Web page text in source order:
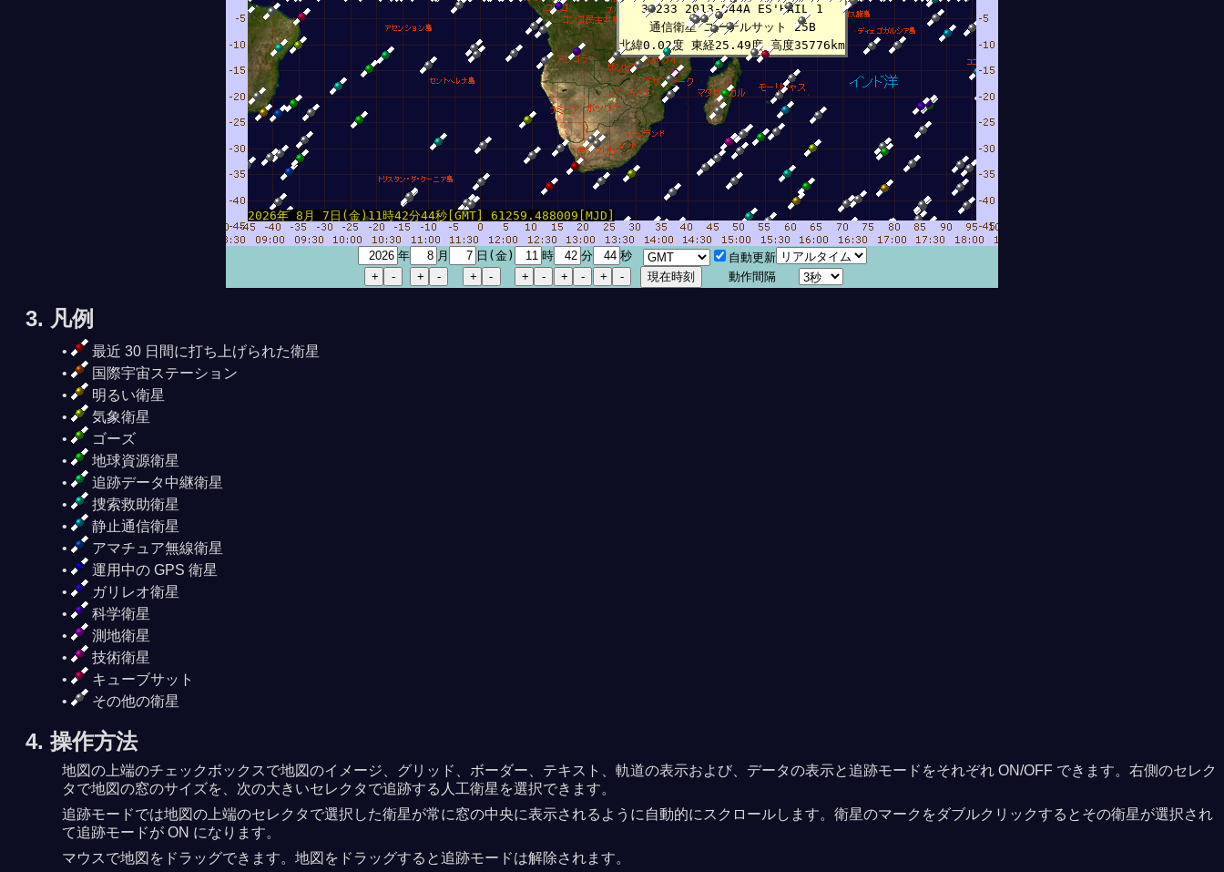
39233 2013-044A ES'HAIL 1
通信衛星 ユーテルサット 25B
北緯0.02度 東経25.49度 高度35776km
2026年 8月 7日(金)11時42分44秒[GMT] 61259.488009[MJD]
年 月 日(金) 時 分 秒
自動更新
動作間隔
3. 凡例
最近 30 日間に打ち上げられた衛星
国際宇宙ステーション
明るい衛星
気象衛星
ゴーズ
地球資源衛星
追跡データ中継衛星
捜索救助衛星
静止通信衛星
アマチュア無線衛星
運用中の GPS 衛星
ガリレオ衛星
科学衛星
測地衛星
技術衛星
キューブサット
その他の衛星
4. 操作方法
地図の上端のチェックボックスで地図のイメージ、グリッド、ボーダー、テキスト、軌道の表示および、データの表示と追跡モードをそれぞれ ON/OFF できます。右側のセレク
タで地図の窓のサイズを、次の大きいセレクタで追跡する人工衛星を選択できます。
追跡モードでは地図の上端のセレクタで選択した衛星が常に窓の中央に表示されるように自動的にスクロールします。衛星のマークをダブルクリックするとその衛星が選択され
て追跡モードが ON になります。
マウスで地図をドラッグできます。地図をドラッグすると追跡モードは解除されます。